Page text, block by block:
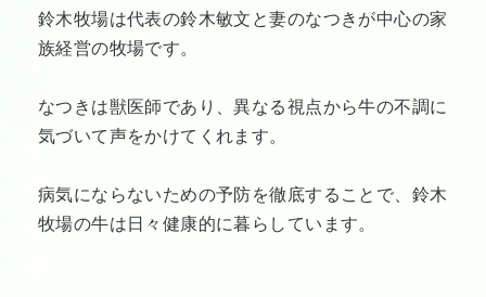
鈴木牧場は代表の鈴木敏文と妻のなつきが中心の家
族経営の牧場です。
なつきは獣医師であり、異なる視点から牛の不調に
気づいて声をかけてくれます。
病気にならないための予防を徹底することで、鈴木
牧場の牛は日々健康的に暮らしています。